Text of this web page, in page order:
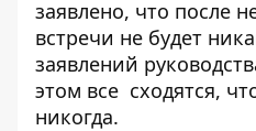
заявлено, что после
встречи не будет
заявлений
этом все сходятся,
никогда.